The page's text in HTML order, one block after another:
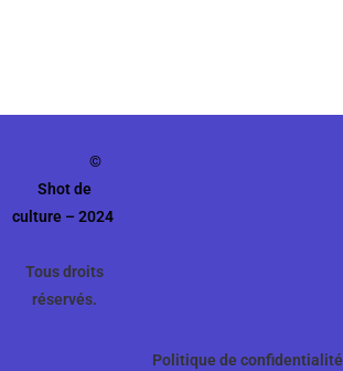
©
Shot de
culture – 2024
Tous droits
réservés.
Politique de confidentialité